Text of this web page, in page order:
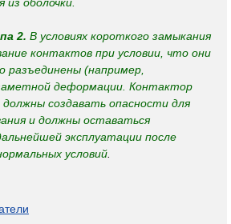
2. В условиях короткого замыкания
контактов при условии, что они
разъединены (например,
деформации. Контактор
должны создавать опасности для
и должны оставаться
эксплуатации после
условий